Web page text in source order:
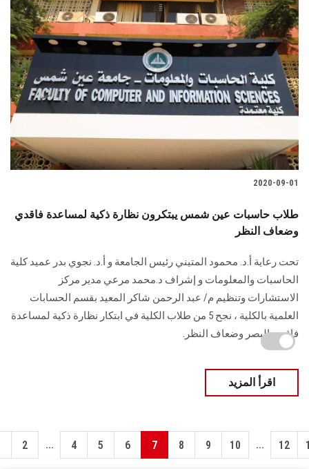
2020-09-01
طلاب حاسبات عين شمس يبتكرون نظارة ذكية لمساعدة فاقدي
وضعاف النظر
تحت رعاية أ.د. محمود المتيني رئيس الجامعة و أ.د. نجوي بدر عميد كلية
الحاسبات والمعلومات و إشراف د.محمد مرعي مدير مركز
الاستشارات وتنظيم م/ عبد الرحمن شاكر المعيد بقسم الحسابات
العلمية بالكلية ، نجح 5 من طلاب الكلية في ابتكار نظارة ذكية لمساعدة
فاقدي البصر وضعاف النظر.
اقرأ المزيد
2 ... 4 5 6 7 8 9 10 ... 12